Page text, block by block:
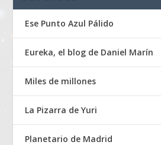
Ese Punto Azul Pálido
Eureka, el blog de Daniel Marín
Miles de millones
La Pizarra de Yuri
Planetario de Madrid